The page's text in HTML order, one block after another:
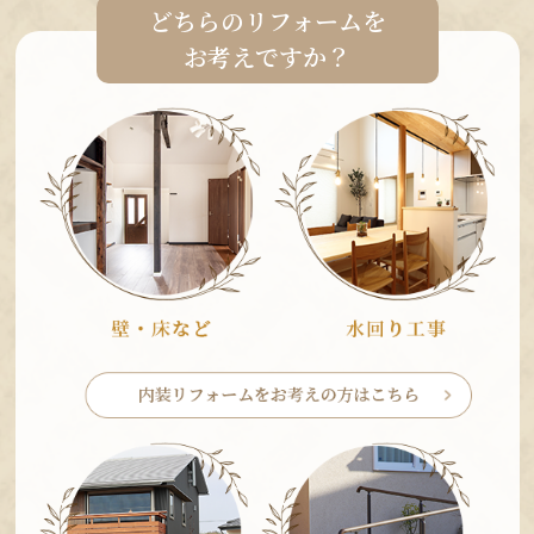
どちらのリフォームを
お考えですか？